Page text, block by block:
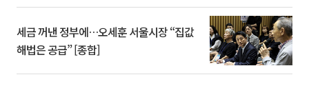
세금 꺼낸 정부에…오세훈 서울시장 “집값
해법은 공급” [종합]